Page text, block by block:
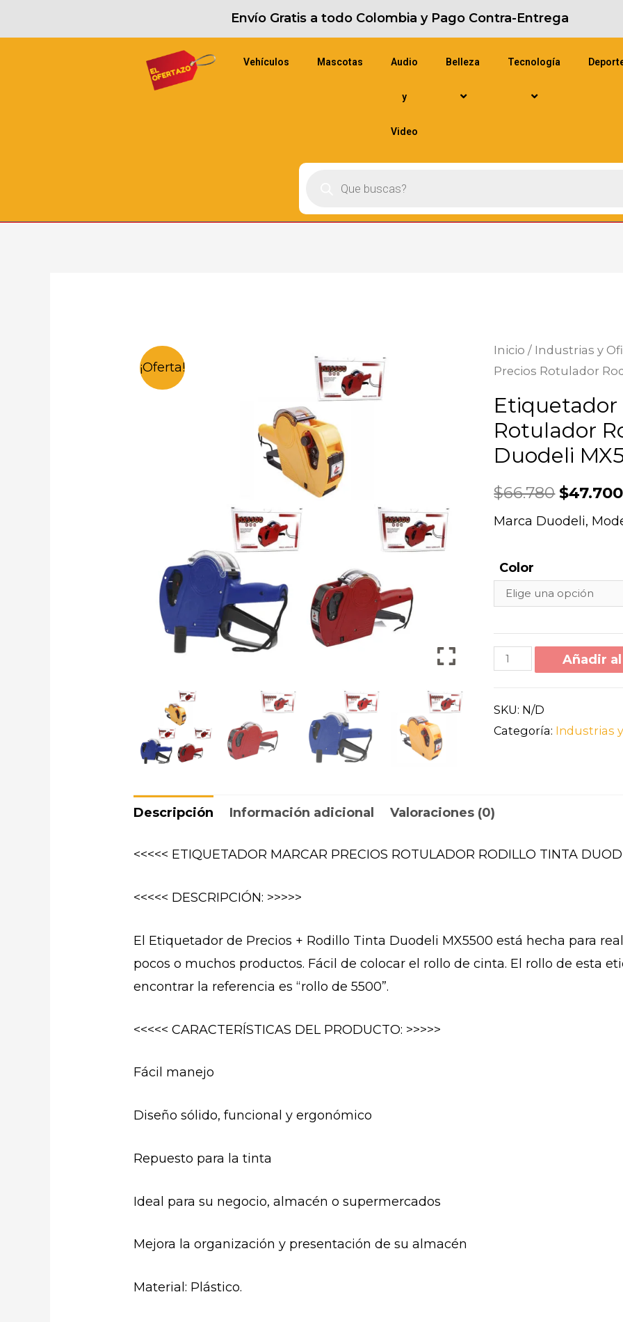
Envío Gratis a todo Colombia y Pago Contra-Entrega
Vehículos Mascotas Audio
y
Video
Belleza Tecnología
¡Oferta!
Inicio / Industrias y
Precios Rotulador
Etiquetador
Rotulador
Duodeli
$66.780 $47.700
Marca Duodeli,
Color
Añadir
SKU: N/D
Categoría: Industrias
Descripción Información adicional Valoraciones (0)
<<<<< ETIQUETADOR MARCAR PRECIOS ROTULADOR RODILLO TINTA
<<<<< DESCRIPCIÓN: >>>>>
El Etiquetador de Precios + Rodillo Tinta Duodeli MX5500 está hecha para
pocos o muchos productos. Fácil de colocar el rollo de cinta. El rollo de esta
encontrar la referencia es “rollo de 5500”.
<<<<< CARACTERÍSTICAS DEL PRODUCTO: >>>>>
Fácil manejo
Diseño sólido, funcional y ergonómico
Repuesto para la tinta
Ideal para su negocio, almacén o supermercados
Mejora la organización y presentación de su almacén
Material: Plástico.